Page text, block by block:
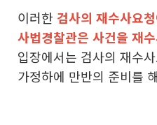
이러한 검사의 재수사요
사법경찰관은 사건을 재
입장에서는 검사의 재수
가정하에 만반의 준비를